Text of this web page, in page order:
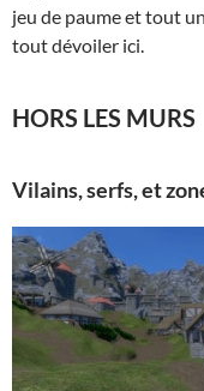
jeu de paume et tout
tout dévoiler ici.
HORS LES MURS
Vilains, serfs, et